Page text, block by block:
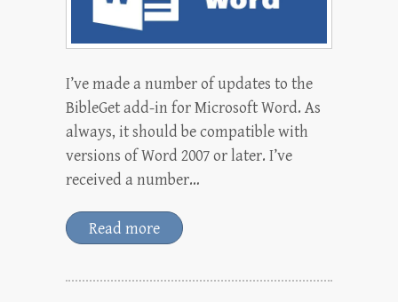
I’ve made a number of updates to the
BibleGet add-in for Microsoft Word. As
always, it should be compatible with
versions of Word 2007 or later. I’ve
received a number…
Read more